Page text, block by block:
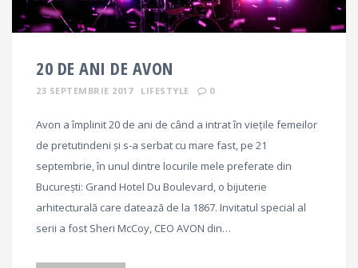
20 DE ANI DE AVON
23 SEPTEMBRIE 2017 LIFESTYLE 0
Avon a împlinit 20 de ani de când a intrat în viețile femeilor
de pretutindeni și s-a serbat cu mare fast, pe 21
septembrie, în unul dintre locurile mele preferate din
București: Grand Hotel Du Boulevard, o bijuterie
arhitecturală care datează de la 1867. Invitatul special al
serii a fost Sheri McCoy, CEO AVON din…